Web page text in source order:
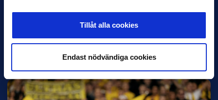
Tillåt alla cookies
Endast nödvändiga cookies
Favorit i repris för Sirius i maj
Samma vinnare som i…